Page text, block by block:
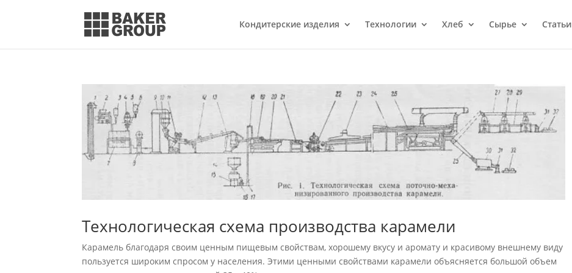
Кондитерcкие изделия Технологии Хлеб Сырье Статьи
Технологическая схема производства карамели
Карамель благодаря своим ценным пищевым свойствам, хорошему вкусу и аромату и красивому внешнему виду
поль­зуется широким спросом у населения. Этими ценными свойст­вами карамели объясняется большой объем